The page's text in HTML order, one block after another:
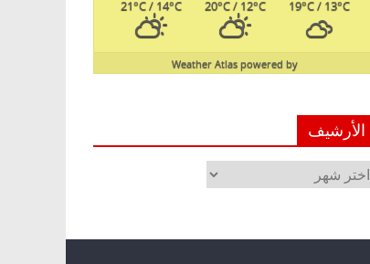
19°C/ 13°C
20°C/ 12°C
21°C/ 14°C
powered by
Weather Atlas
الأرشيف
الأرشيف